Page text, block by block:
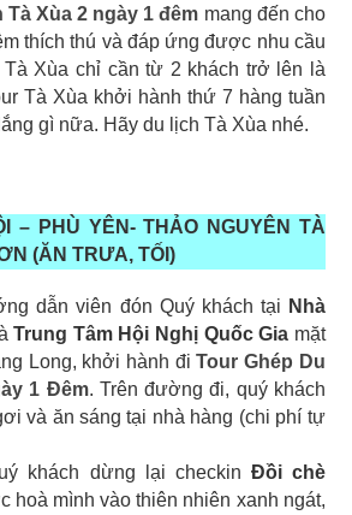
Xùa 2 ngày 1 đêm mang đến cho
thích thú và đáp ứng được nhu cầu
Xùa chỉ cần từ 2 khách trở lên là
Tà Xùa khởi hành thứ 7 hàng tuần
gì nữa. Hãy du lịch Tà Xùa nhé.
– PHÙ YÊN- THẢO NGUYÊN TÀ
(ĂN TRƯA, TỐI)
dẫn viên đón Quý khách tại Nhà
Trung Tâm Hội Nghị Quốc Gia mặt
Long, khởi hành điTour Ghép Du
1 Đêm. Trên đường đi, quý khách
và ăn sáng tại nhà hàng (chi phí tự
khách dừng lại checkin Đồi chè
hoà mình vào thiên nhiên xanh ngát,